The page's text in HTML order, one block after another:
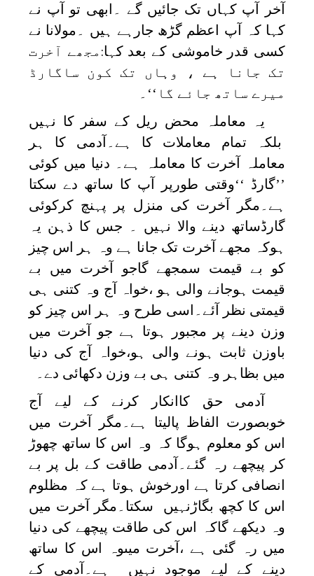
آخر آپ کہاں تک جائیں گے ۔ابھی تو آپ نے
کہا کہ آپ اعظم گڑھ جارہے ہیں ۔مولانا نے
کسی قدر خاموشی کے بعد کہا: مجھے آخرت
تک جانا ہے ، وہاں تک کون ساگارڈ
میرے ساتھ جائے گا‘‘۔
یہ معاملہ محض ریل کے سفر کا نہیں
بلکہ تمام معاملات کا ہے۔آدمی کا ہر
معاملہ آخرت کا معاملہ ہے۔ دنیا میں کوئی
’’گارڈ ‘‘وقتی طورپر آپ کا ساتھ دے سکتا
ہے۔مگر آخرت کی منزل پر پہنچ کرکوئی
گارڈساتھ دینے والا نہیں ۔ جس کا ذہن یہ
ہوکہ مجھے آخرت تک جانا ہے وہ ہر اس چیز
کو بے قیمت سمجھے گاجو آخرت میں بے
قیمت ہوجانے والی ہو ،خواہ آج وہ کتنی ہی
قیمتی نظر آئے۔اسی طرح وہ ہر اس چیز کو
وزن دینے پر مجبور ہوتا ہے جو آخرت میں
باوزن ثابت ہونے والی ہو،خواہ آج کی دنیا
میں بظاہر وہ کتنی ہی بے وزن دکھائی دے۔
آدمی حق کاانکار کرنے کے لیے آج
خوبصورت الفاظ پالیتا ہے۔مگر آخرت میں
اس کو معلوم ہوگا کہ وہ اس کا ساتھ چھوڑ
کر پیچھے رہ گئے۔آدمی طاقت کے بل پر بے
انصافی کرتا ہے اورخوش ہوتا ہے کہ مظلوم
اس کا کچھ بگاڑنہیں سکتا۔مگر آخرت میں
وہ دیکھے گاکہ اس کی طاقت پیچھے کی دنیا
میں رہ گئی ہے ،آخرت میںوہ اس کا ساتھ
دینے کے لیے موجود نہیں ہے۔آدمی کے